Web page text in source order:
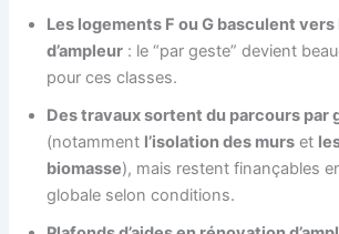
Les logements F ou G basculent
d’ampleur : le “par geste” devient
pour ces classes.
Des travaux sortent du parcours par
(notamment l’isolation des murs et
biomasse), mais restent finançables
globale selon conditions.